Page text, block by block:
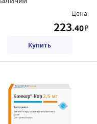
Цена:
223.40₽
Купить